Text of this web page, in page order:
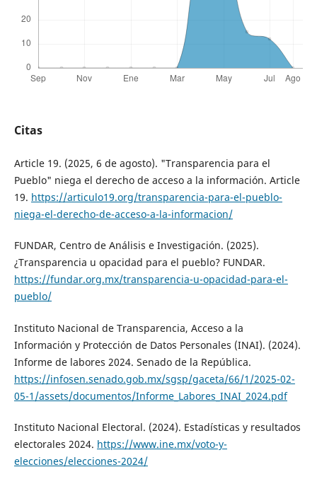
Citas
Article 19. (2025, 6 de agosto). "Transparencia para el
Pueblo" niega el derecho de acceso a la información. Article
19. https://articulo19.org/transparencia-para-el-pueblo-
niega-el-derecho-de-acceso-a-la-informacion/
FUNDAR, Centro de Análisis e Investigación. (2025).
¿Transparencia u opacidad para el pueblo? FUNDAR.
https://fundar.org.mx/transparencia-u-opacidad-para-el-
pueblo/
Instituto Nacional de Transparencia, Acceso a la
Información y Protección de Datos Personales (INAI). (2024).
Informe de labores 2024. Senado de la República.
https://infosen.senado.gob.mx/sgsp/gaceta/66/1/2025-02-
05-1/assets/documentos/Informe_Labores_INAI_2024.pdf
Instituto Nacional Electoral. (2024). Estadísticas y resultados
electorales 2024. https://www.ine.mx/voto-y-
elecciones/elecciones-2024/